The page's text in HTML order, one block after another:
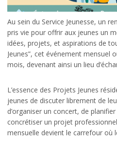
Au sein du Service Jeunesse, un
pris vie pour offrir aux jeunes un
idées, projets, et aspirations de
Jeunes”, cet événement mensuel
mois, devenant ainsi un lieu
L’essence des Projets Jeunes
jeunes de discuter librement de
d’organiser un concert, de
concrétiser un projet
mensuelle devient le carrefour où